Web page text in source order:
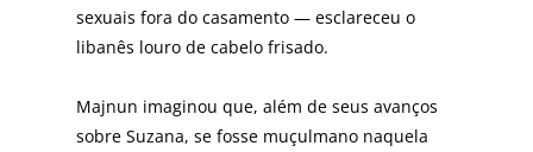
sexuais fora do casamento — esclareceu o
libanês louro de cabelo frisado.
Majnun imaginou que, além de seus avanços
sobre Suzana, se fosse muçulmano naquela